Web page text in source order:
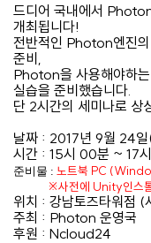
드디어 국내에서
개최됩니다!
전반적인 Photon엔진
준비,
Photon을 사용해야하
실습을 준비했습니다.
단 2시간의 세미나로 상
날짜 : 2017년 9월 24
시간 : 15시 00분 ~ 17
준비물 : 노트북 PC
※사전에 Unity인스톨
위치 : 강남토즈타워점
주최 : Photon 운영국
후원 : Ncloud24